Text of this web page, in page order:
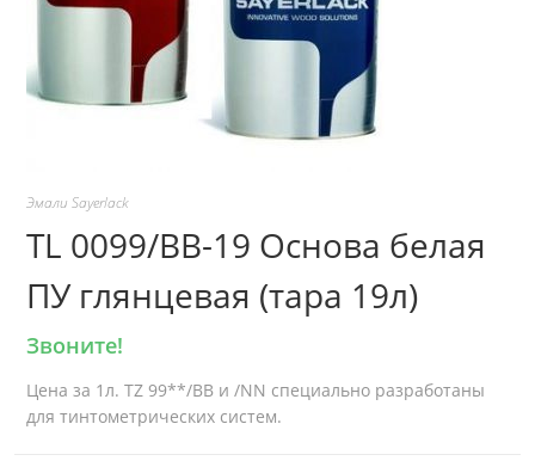
Эмали Sayerlack
TL 0099/BB-19 Основа белая
ПУ глянцевая (тара 19л)
Звоните!
Цена за 1л. TZ 99**/BB и /NN специально разработаны
для тинтометрических систем.